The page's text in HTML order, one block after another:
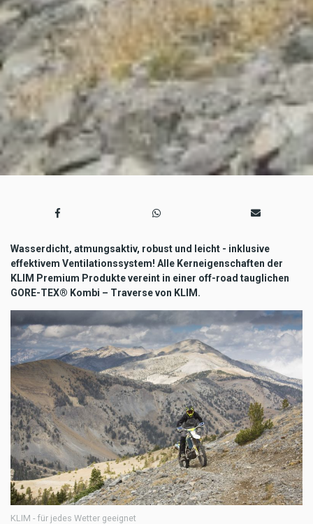
Wasserdicht, atmungsaktiv, robust und leicht - inklusive
effektivem Ventilationssystem! Alle Kerneigenschaften der
KLIM Premium Produkte vereint in einer off-road tauglichen
GORE-TEX® Kombi – Traverse von KLIM.
KLIM - für jedes Wetter geeignet